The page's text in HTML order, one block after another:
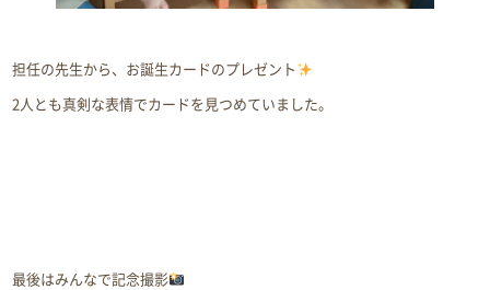
担任の先生から、お誕生カードのプレゼント
2人とも真剣な表情でカードを見つめていました。
最後はみんなで記念撮影